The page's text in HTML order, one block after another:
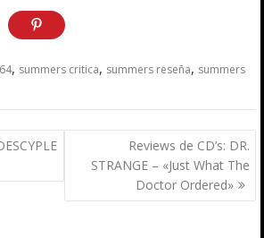
, summers critica, summers reseña, summers
Reviews de CD’s: DR.
STRANGE – «Just What The
Doctor Ordered»